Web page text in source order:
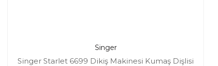
Singer
Singer Starlet 6699 Dikiş Makinesi Kumaş Dişlisi